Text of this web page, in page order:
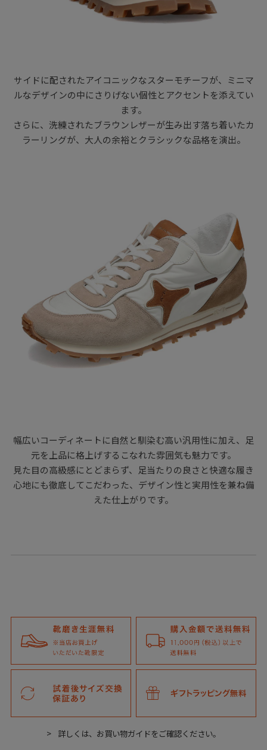
サイドに配されたアイコニックなスターモチーフが、ミニマ
ルなデザインの中にさりげない個性とアクセントを添えてい
ます。
さらに、洗練されたブラウンレザーが生み出す落ち着いたカ
ラーリングが、大人の余裕とクラシックな品格を演出。
幅広いコーディネートに自然と馴染む高い汎用性に加え、足
元を上品に格上げするこなれた雰囲気も魅力です。
見た目の高級感にとどまらず、足当たりの良さと快適な履き
心地にも徹底してこだわった、デザイン性と実用性を兼ね備
えた仕上がりです。
詳しくは、お買い物ガイドをご確認ください。